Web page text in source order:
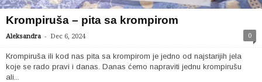
Krompiruša – pita sa krompirom
Aleksandra - Dec 6, 2024 0
Krompiruša ili kod nas pita sa krompirom je jedno od najstarijih jela
koje se rado pravi i danas. Danas ćemo napraviti jednu krompirušu
ali...